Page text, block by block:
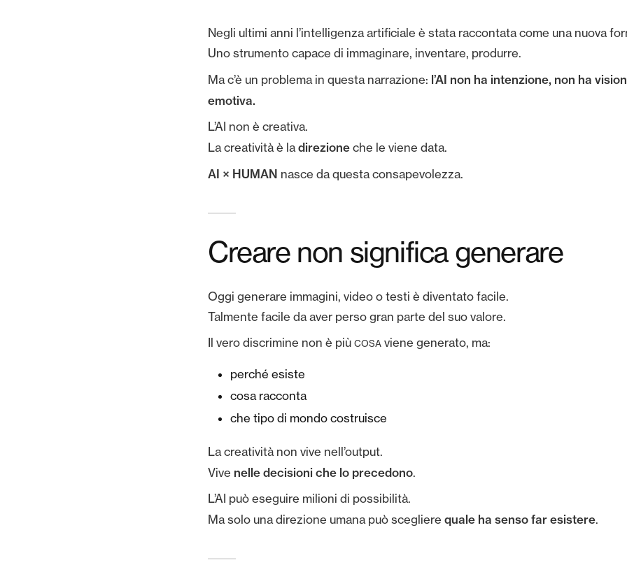
Negli ultimi anni l’intelligenza artificiale è stata raccontata come una nuova
Uno strumento capace di immaginare, inventare, produrre.
Ma c’è un problema in questa narrazione: l’AI non ha intenzione, non ha
emotiva.
L’AI non è creativa.
La creatività è ladirezione che le viene data.
AI × HUMAN nasce da questa consapevolezza.
Creare non significa generare
Oggi generare immagini, video o testi è diventato facile.
Talmente facile da aver perso gran parte del suo valore.
Il vero discrimine non è più COSA viene generato, ma:
perché esiste
cosa racconta
che tipo di mondo costruisce
La creatività non vive nell’output.
Vive nelle decisioni che lo precedono.
L’AI può eseguire milioni di possibilità.
Ma solo una direzione umana può scegliere quale ha senso far esistere.